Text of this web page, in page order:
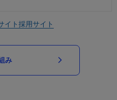
イト採用サイト
み